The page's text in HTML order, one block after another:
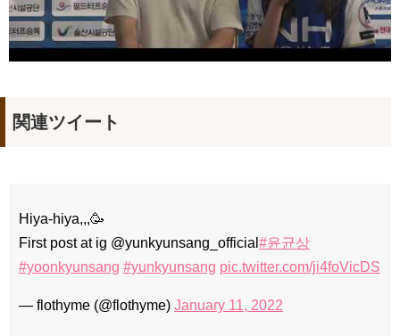
関連ツイート
Hiya-hiya,,,🥳
First post at ig @yunkyunsang_official #윤균상
#yoonkyunsang #yunkyunsang pic.twitter.com/ji4foVicDS
— flothyme (@flothyme) January 11, 2022